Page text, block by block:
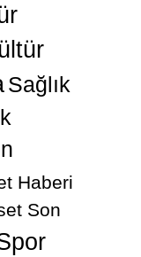
Sağlık
Haberi
Son